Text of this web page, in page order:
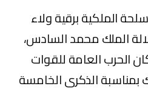
الملكية برقية ولاء
الملك محمد السادس،
الحرب العامة للقوات
بمناسبة الذكرى الخامسة